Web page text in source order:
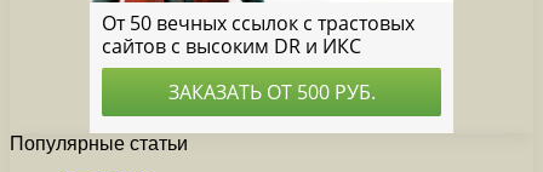
Популярные статьи